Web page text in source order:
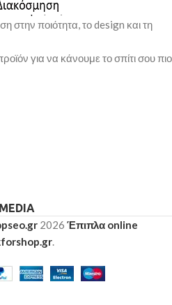
στην ποιότητα, το design και τη
για να κάνουμε το σπίτι σου πιο
2026 Έπιπλα online
.